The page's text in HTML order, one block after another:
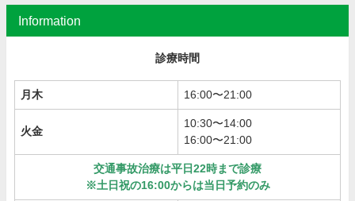
Information
診療時間
月木 16:00〜21:00
火金
10:30〜14:00
16:00〜21:00
交通事故治療は平日22時まで診療
※土日祝の16:00からは当日予約のみ